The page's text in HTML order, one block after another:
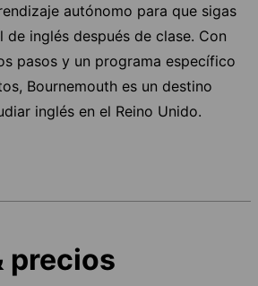
autónomo para que sigas
de inglés después de clase. Con
pasos y un programa específico
Bournemouth es un destino
inglés en el Reino Unido.
precios